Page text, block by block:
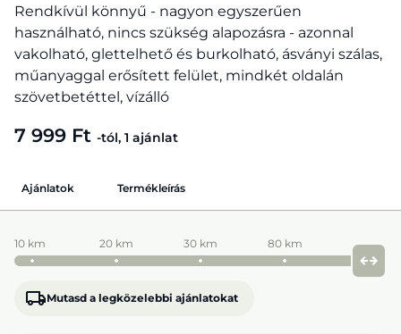
Rendkívül könnyű - nagyon egyszerűen
használható, nincs szükség alapozásra - azonnal
vakolható, glettelhető és burkolható, ásványi szálas,
műanyaggal erősített felület, mindkét oldalán
szövetbetéttel, vízálló
7 999 Ft -tól, 1 ajánlat
Ajánlatok Termékleírás
10 km 20 km 30 km 80 km
Mutasd a legközelebbi ajánlatokat